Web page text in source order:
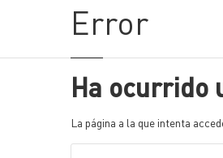
Error
Ha ocurrido
La página a la que intenta